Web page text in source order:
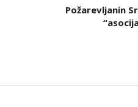
Požarevljanin